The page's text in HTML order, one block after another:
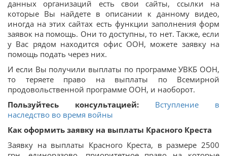
данных организаций есть свои сайты, ссылки на
которые Вы найдете в описании к данному видео,
иногда на этих сайтах есть функции заполнения форм
заявок на помощь. Они то доступны, то нет. Также, если
у Вас рядом находится офис ООН, можете заявку на
помощь подать через них.
И если Вы получили выплаты по программе УВКБ ООН,
то теряете право на выплаты по Всемирной
продовольственной программе ООН, и наоборот.
Пользуйтесь консультацией:
Вступление в
наследство во время войны
Как оформить заявку на выплаты Красного Креста
Заявку на выплаты Красного Креста, в размере 2500